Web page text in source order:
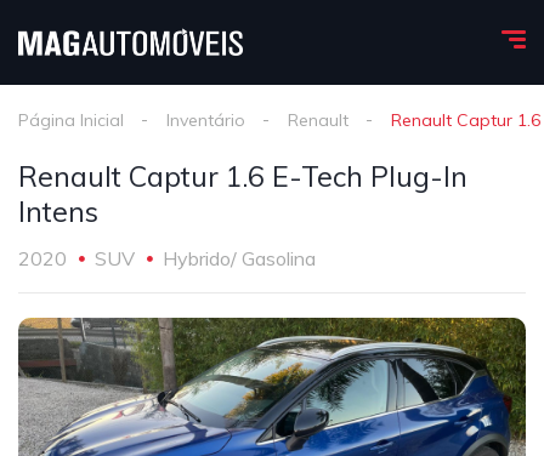
Página Inicial Inventário Renault Renault Captur
Renault Captur 1.6 E-Tech Plug-In
Intens
2020 SUV Hybrido/ Gasolina